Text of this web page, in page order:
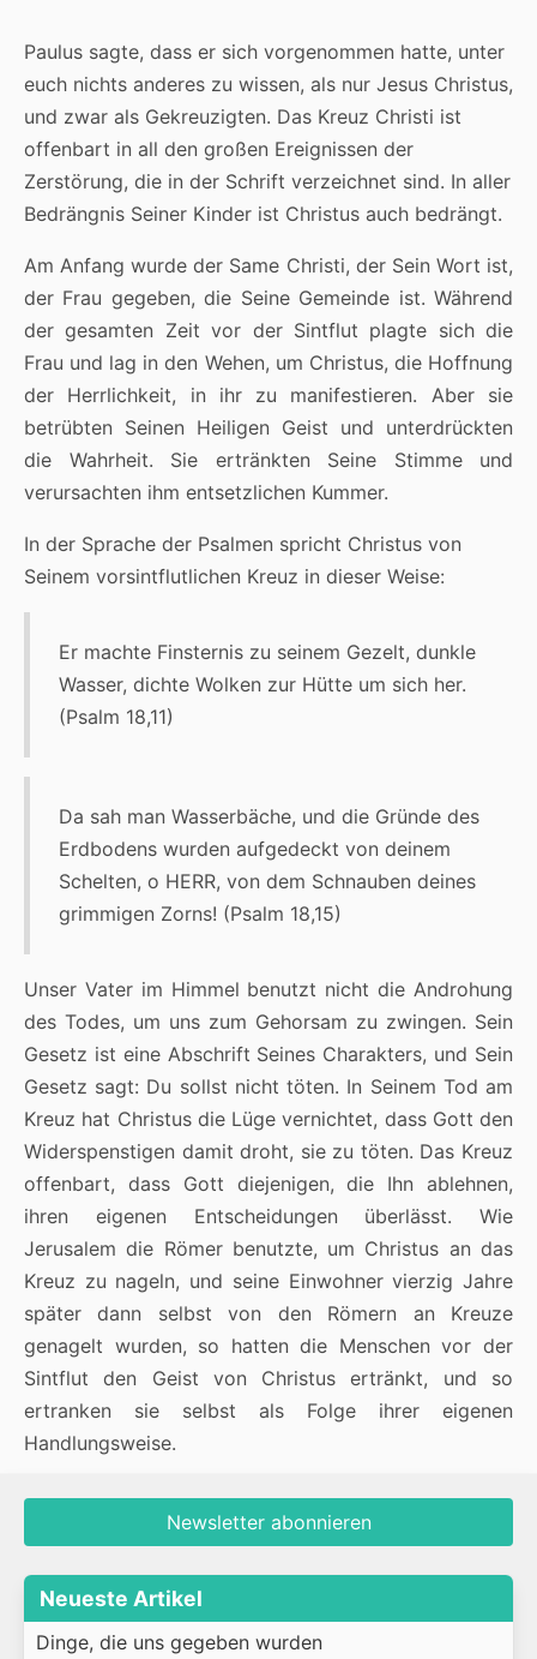
Paulus sagte, dass er sich vorgenommen hatte, unter
euch nichts anderes zu wissen, als nur Jesus Christus,
und zwar als Gekreuzigten. Das Kreuz Christi ist
offenbart in all den großen Ereignissen der
Zerstörung, die in der Schrift verzeichnet sind. In aller
Bedrängnis Seiner Kinder ist Christus auch bedrängt.
Am Anfang wurde der Same Christi, der Sein Wort ist,
der Frau gegeben, die Seine Gemeinde ist. Während
der gesamten Zeit vor der Sintflut plagte sich die
Frau und lag in den Wehen, um Christus, die Hoffnung
der Herrlichkeit, in ihr zu manifestieren. Aber sie
betrübten Seinen Heiligen Geist und unterdrückten
die Wahrheit. Sie ertränkten Seine Stimme und
verursachten ihm entsetzlichen Kummer.
In der Sprache der Psalmen spricht Christus von
Seinem vorsintflutlichen Kreuz in dieser Weise:
Er machte Finsternis zu seinem Gezelt, dunkle
Wasser, dichte Wolken zur Hütte um sich her.
(Psalm 18,11)
Da sah man Wasserbäche, und die Gründe des
Erdbodens wurden aufgedeckt von deinem
Schelten, o HERR, von dem Schnauben deines
grimmigen Zorns! (Psalm 18,15)
Unser Vater im Himmel benutzt nicht die Androhung
des Todes, um uns zum Gehorsam zu zwingen. Sein
Gesetz ist eine Abschrift Seines Charakters, und Sein
Gesetz sagt: Du sollst nicht töten. In Seinem Tod am
Kreuz hat Christus die Lüge vernichtet, dass Gott den
Widerspenstigen damit droht, sie zu töten. Das Kreuz
offenbart, dass Gott diejenigen, die Ihn ablehnen,
ihren eigenen Entscheidungen überlässt. Wie
Jerusalem die Römer benutzte, um Christus an das
Kreuz zu nageln, und seine Einwohner vierzig Jahre
später dann selbst von den Römern an Kreuze
genagelt wurden, so hatten die Menschen vor der
Sintflut den Geist von Christus ertränkt, und so
ertranken sie selbst als Folge ihrer eigenen
Handlungsweise.
Newsletter abonnieren
Neueste Artikel
Dinge, die uns gegeben wurden